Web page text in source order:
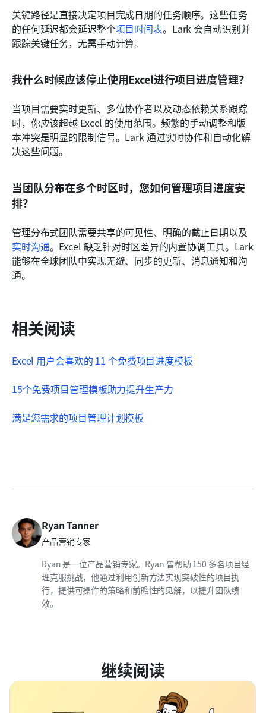
关键路径是直接决定项目完成日期的任务顺序。这些任务
的任何延迟都会延迟整个项目时间表。Lark 会自动识别并
跟踪关键任务，无需手动计算。
我什么时候应该停止使用Excel进行项目进度管理？
当项目需要实时更新、多位协作者以及动态依赖关系跟踪
时，你应该超越 Excel 的使用范围。频繁的手动调整和版
本冲突是明显的限制信号。Lark 通过实时协作和自动化解
决这些问题。
当团队分布在多个时区时，您如何管理项目进度安
排？
管理分布式团队需要共享的可见性、明确的截止日期以及
实时沟通。Excel 缺乏针对时区差异的内置协调工具。Lark
能够在全球团队中实现无缝、同步的更新、消息通知和沟
通。
相关阅读
Excel 用户会喜欢的 11 个免费项目进度模板
15个免费项目管理模板助力提升生产力
满足您需求的项目管理计划模板
Ryan Tanner
产品营销专家
Ryan 是一位产品营销专家。Ryan 曾帮助 150 多名项目经
理克服挑战，他通过利用创新方法实现突破性的项目执
行，提供可操作的策略和前瞻性的见解，以提升团队绩
效。
继续阅读